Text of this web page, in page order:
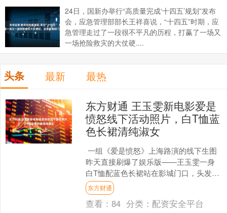
24日，国新办举行“高质量完成‘十四五’规划”发布
会，应急管理部部长王祥喜说，“十四五”时期，应
急管理走过了一段很不平凡的历程，打赢了一场又
一场抢险救灾的大仗硬....
头条 最新 最热
东方财通 王玉雯新电影爱是
愤怒线下活动照片，白T恤蓝
色长裙清纯淑女
一组《爱是愤怒》上海路演的线下生图
昨天直接刷爆了娱乐版——王玉雯一身
白T恤配蓝色长裙站在影城门口，头发随
性拢起，淡妆，原相机怼脸拍都透
亮。 看上去像你大学隔壁....
东方财通
查看：84 分类： 配资安全平台